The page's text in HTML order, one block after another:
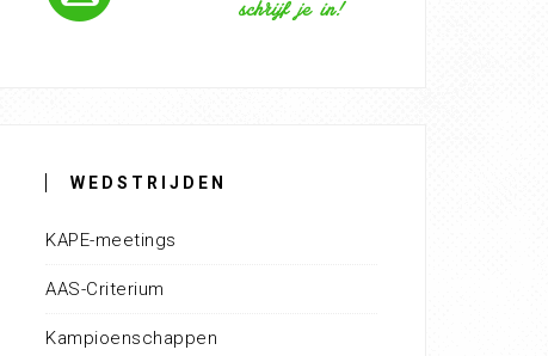
WEDSTRIJDEN
KAPE-meetings
AAS-Criterium
Kampioenschappen